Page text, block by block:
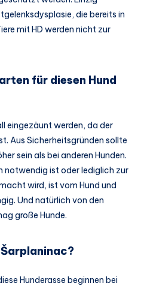
die bereits in
mit HD werden nicht zur
für diesen Hund
eingezäunt werden, da der
Aus Sicherheitsgründen sollte
sein als bei anderen Hunden.
notwendig ist oder lediglich zur
wird, ist vom Hund und
Und natürlich von den
große Hunde.
Hunderasse beginnen bei